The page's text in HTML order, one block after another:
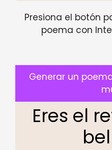
Presiona el botón
poema con
Generar un
Eres el